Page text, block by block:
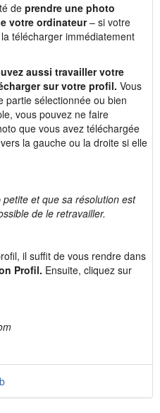
de prendre une photo
votre ordinateur– si votre
télécharger immédiatement
aussi travailler votre
sur votre profil. Vous
partie sélectionnée ou bien
vous pouvez ne faire
que vous avez téléchargée
la gauche ou la droite si elle
et que sa résolution est
de le retravailler.
il suffit de vous rendre dans
Profil. Ensuite, cliquez sur